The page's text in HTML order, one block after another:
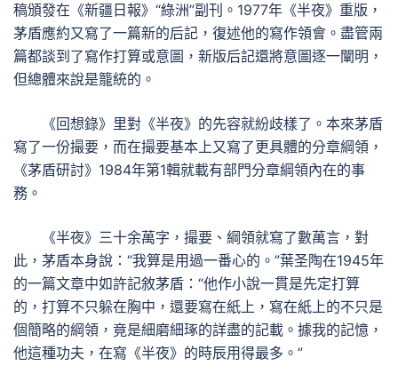
稿頒發在《新疆日報》“綠洲”副刊。1977年《半夜》重版，
茅盾應約又寫了一篇新的后記，復述他的寫作領會。盡管兩
篇都談到了寫作打算或意圖，新版后記還將意圖逐一闡明，
但總體來說是籠統的。
《回想錄》里對《半夜》的先容就紛歧樣了。本來茅盾
寫了一份撮要，而在撮要基本上又寫了更具體的分章綱領，
《茅盾研討》1984年第1輯就載有部門分章綱領內在的事
務。
《半夜》三十余萬字，撮要、綱領就寫了數萬言，對
此，茅盾本身說：“我算是用過一番心的。”葉圣陶在1945年
的一篇文章中如許記敘茅盾：“他作小說一貫是先定打算
的，打算不只躲在胸中，還要寫在紙上，寫在紙上的不只是
個簡略的綱領，竟是細磨細琢的詳盡的記載。據我的記憶，
他這種功夫，在寫《半夜》的時辰用得最多。”